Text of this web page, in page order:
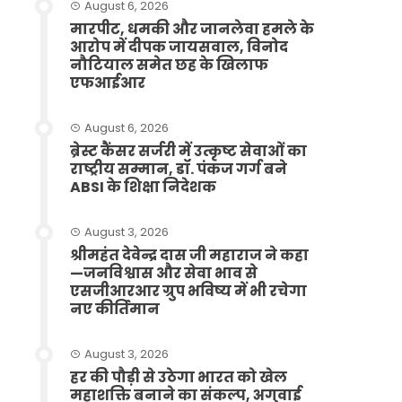
August 6, 2026
मारपीट, धमकी और जानलेवा हमले के
आरोप में दीपक जायसवाल, विनोद
नौटियाल समेत छह के खिलाफ
एफआईआर
August 6, 2026
ब्रेस्ट कैंसर सर्जरी में उत्कृष्ट सेवाओं का
राष्ट्रीय सम्मान, डॉ. पंकज गर्ग बने
ABSI के शिक्षा निदेशक
August 3, 2026
श्रीमहंत देवेन्द्र दास जी महाराज ने कहा
—जनविश्वास और सेवा भाव से
एसजीआरआर ग्रुप भविष्य में भी रचेगा
नए कीर्तिमान
August 3, 2026
हर की पौड़ी से उठेगा भारत को खेल
महाशक्ति बनाने का संकल्प, अगुवाई